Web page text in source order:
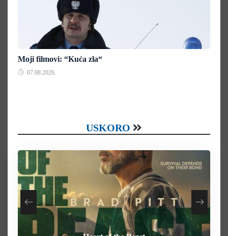
Moji filmovi: “Kuća zla“
07.08.2026.
USKORO